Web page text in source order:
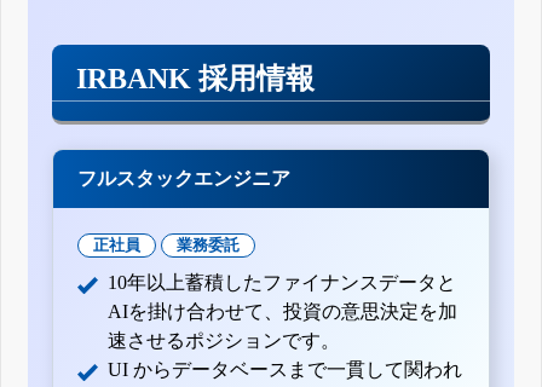
IRBANK 採用情報
フルスタックエンジニア
正社員 業務委託
10年以上蓄積したファイナンスデータと
AIを掛け合わせて、投資の意思決定を加
速させるポジションです。
UI からデータベースまで一貫して関われ